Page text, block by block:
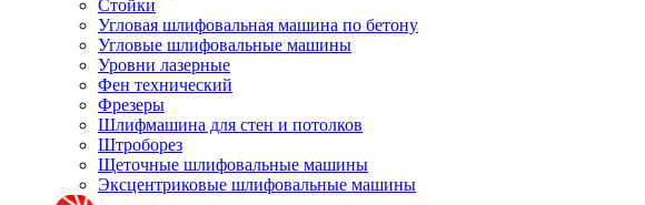
Стойки
Угловая шлифовальная машина по бетону
Угловые шлифовальные машины
Уровни лазерные
Фен технический
Фрезеры
Шлифмашина для стен и потолков
Штроборез
Щеточные шлифовальные машины
Эксцентриковые шлифовальные машины